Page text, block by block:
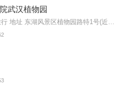
武汉植物园